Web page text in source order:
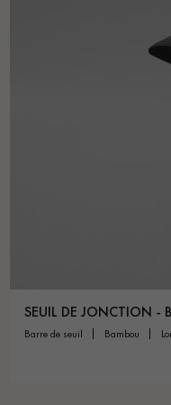
SEUIL DE JONCTION -
barre de seuil bambou